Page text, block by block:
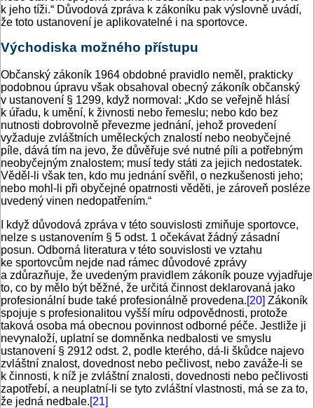
k jeho tíži.“ Důvodová zpráva k zákoníku pak výslovně uvádí,
že toto ustanovení je aplikovatelné i na sportovce.
Východiska možného přístupu
Občanský zákoník 1964 obdobné pravidlo neměl, prakticky
podobnou úpravu však obsahoval obecný zákoník občanský
v ustanovení § 1299, když normoval: „Kdo se veřejně hlásí
k úřadu, k umění, k živnosti nebo řemeslu; nebo kdo bez
nutnosti dobrovolně převezme jednání, jehož provedení
vyžaduje zvláštních uměleckých znalostí nebo neobyčejné
píle, dává tím na jevo, že důvěřuje své nutné píli a potřebným
neobyčejným znalostem; musí tedy státi za jejich nedostatek.
Věděl-li však ten, kdo mu jednání svěřil, o nezkušenosti jeho;
nebo mohl-li při obyčejné opatrnosti věděti, je zároveň posléze
uvedený vinen nedopatřením.“
I když důvodová zpráva v této souvislosti zmiňuje sportovce,
nelze s ustanovením § 5 odst. 1 očekávat žádný zásadní
posun. Odborná literatura v této souvislosti ve vztahu
ke sportovcům nejde nad rámec důvodové zprávy
a zdůrazňuje, že uvedeným pravidlem zákoník pouze vyjadřuje
to, co by mělo být běžné, že určitá činnost deklarovaná jako
profesionální bude také profesionálně provedena.[20] Zákoník
spojuje s profesionalitou vyšší míru odpovědnosti, protože
taková osoba má obecnou povinnost odborné péče. Jestliže ji
nevynaloží, uplatní se domněnka nedbalosti ve smyslu
ustanovení § 2912 odst. 2, podle kterého, dá-li škůdce najevo
zvláštní znalost, dovednost nebo pečlivost, nebo zaváže-li se
k činnosti, k níž je zvláštní znalosti, dovednosti nebo pečlivosti
zapotřebí, a neuplatní-li se tyto zvláštní vlastnosti, má se za to,
že jedná nedbale.[21]